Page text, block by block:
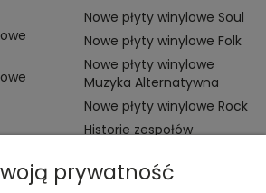
Nowe płyty winylowe Soul
Nowe płyty winylowe Folk
Nowe płyty winylowe
Muzyka Alternatywna
Nowe płyty winylowe Rock
Historie zespołów
prywatność